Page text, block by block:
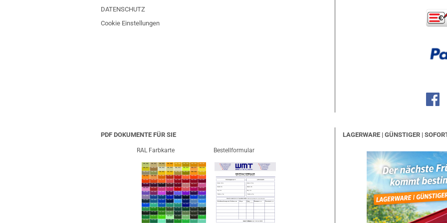
DATENSCHUTZ
Cookie Einstellungen
PDF DOKUMENTE FÜR SIE
RAL Farbkarte Bestellformular
LAGERWARE | GÜNSTIGER |